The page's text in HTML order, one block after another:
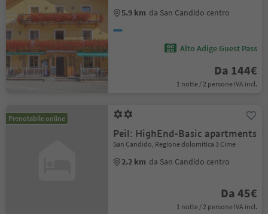
5.9 km da San Candido centro
Alto Adige Guest Pass
Da 144€
1 notte / 2 persone IVA incl.
Prenotabile online
Peil: HighEnd-Basic apartments
San Candido, Regione dolomitica 3 Cime
2.2 km da San Candido centro
Da 45€
1 notte / 2 persone IVA incl.